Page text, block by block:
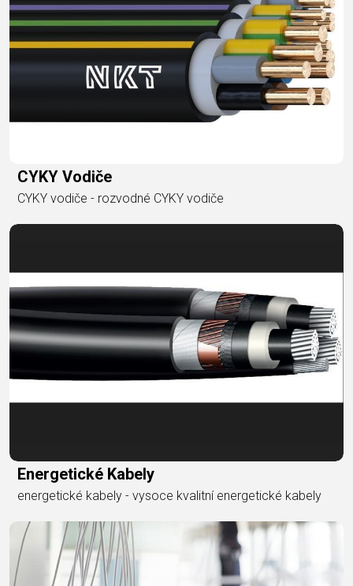
CYKY Vodiče
CYKY vodiče - rozvodné CYKY vodiče
Energetické Kabely
energetické kabely - vysoce kvalitní energetické kabely